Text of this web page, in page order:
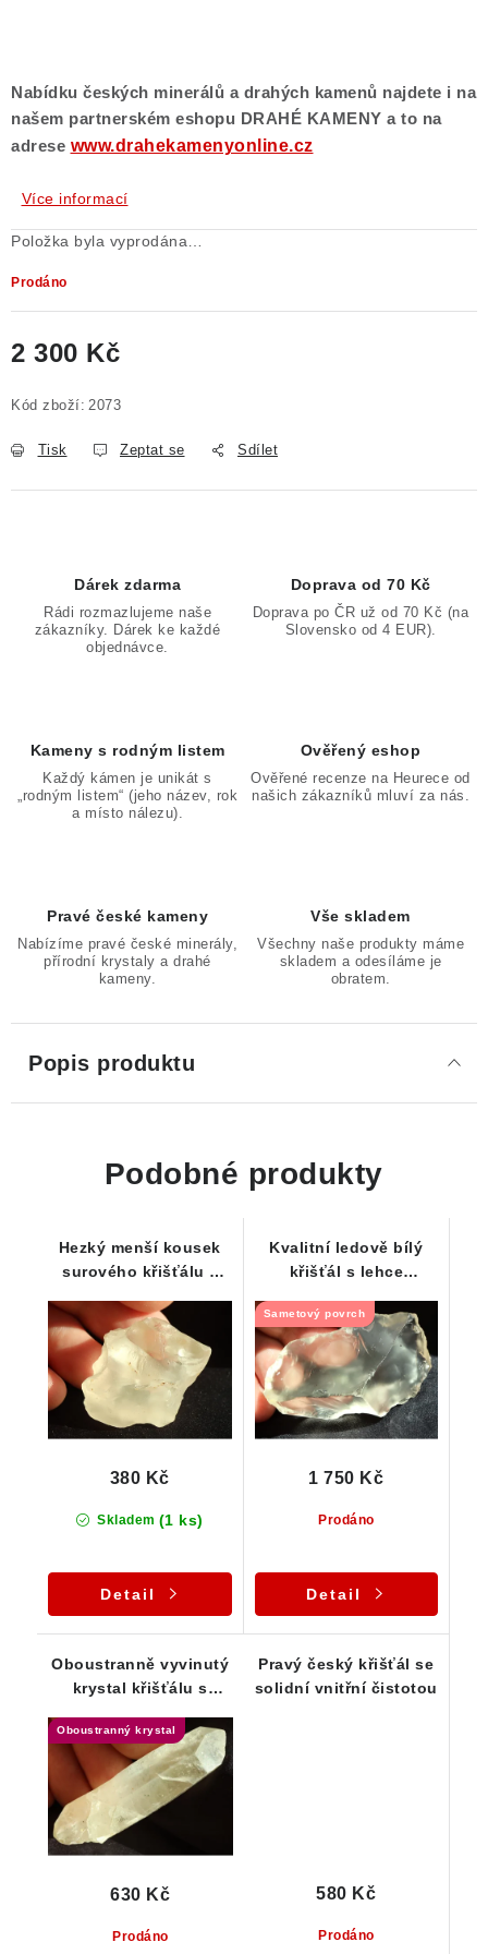
Nabídku českých minerálů a drahých kamenů najdete i na
našem partnerském eshopu DRAHÉ KAMENY a to na
adrese www.drahekamenyonline.cz
Více informací
Položka byla vyprodána…
Prodáno
2 300 Kč
Kód zboží: 2073
Tisk Zeptat se Sdílet
Dárek zdarma
Rádi rozmazlujeme naše
zákazníky. Dárek ke každé
objednávce.
Doprava od 70 Kč
Doprava po ČR už od 70 Kč (na
Slovensko od 4 EUR).
Kameny s rodným listem
Každý kámen je unikát s
„rodným listem“ (jeho název, rok
a místo nálezu).
Ověřený eshop
Ověřené recenze na Heurece od
našich zákazníků mluví za nás.
Pravé české kameny
Nabízíme pravé české minerály,
přírodní krystaly a drahé
kameny.
Vše skladem
Všechny naše produkty máme
skladem a odesíláme je
obratem.
Popis produktu
Podobné produkty
Hezký menší kousek
surového křišťálu z
Skladem (1 ks)
380 Kč
Detail
Kvalitní ledově bílý
křišťál s lehce
Sametový povrch
Prodáno
1 750 Kč
Detail
Oboustranně vyvinutý
krystal křišťálu s
křemene
Oboustranný krystal
Prodáno
630 Kč
Pravý český křišťál se
solidní vnitřní čistotou
Prodáno
580 Kč